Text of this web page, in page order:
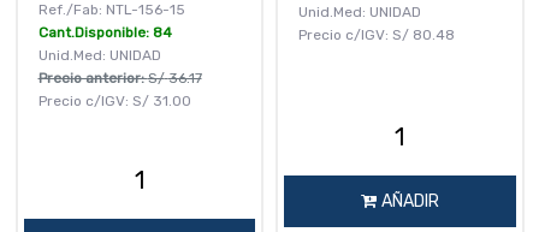
Ref./Fab: NTL-156-15
Cant.Disponible: 84
Unid.Med: UNIDAD
Precio anterior:S/ 36.17
Precio c/IGV: S/ 31.00
Unid.Med: UNIDAD
Precio c/IGV: S/ 80.48
AÑADIR